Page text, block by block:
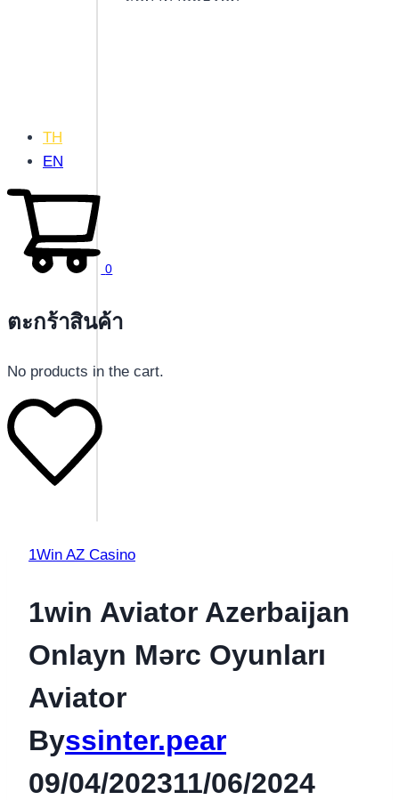
TH
EN
0
ตะกร้าสินค้า
No products in the cart.
1Win AZ Casino
1win Aviator Azerbaijan
Onlayn Mərc Oyunları
Aviator
Byssinter.pear
09/04/202311/06/2024